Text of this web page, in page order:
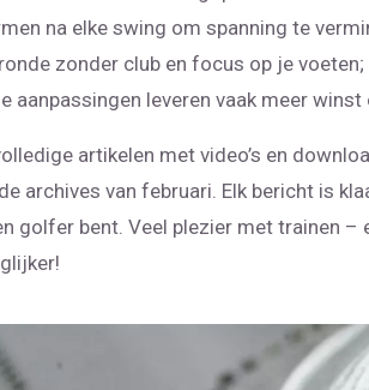
na elke swing om spanning te
zonder club en focus op je
aanpassingen leveren vaak meer
artikelen met video’s en
archives van februari. Elk bericht is
golfer bent. Veel plezier met trainen